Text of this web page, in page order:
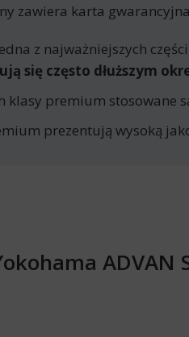
zawiera karta
z najważniejszych
się często dłuższym
klasy premium stosowane
prezentują wysoką
ADVAN